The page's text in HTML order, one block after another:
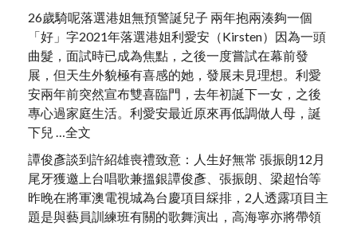
26歲騎呢落選港姐無預警誕兒子 兩年抱兩湊夠一個
「好」字2021年落選港姐利愛安（Kirsten）因為一頭
曲髮，面試時已成為焦點，之後一度嘗試在幕前發
展，但天生外貌極有喜感的她，發展未見理想。利愛
安兩年前突然宣布雙喜臨門，去年初誕下一女，之後
專心過家庭生活。利愛安最近原來再低調做人母，誕
下兒 …全文
譚俊彥談到許紹雄喪禮致意：人生好無常 張振朗12月
尾牙獲邀上台唱歌兼搵銀譚俊彥、張振朗、梁超怡等
昨晚在將軍澳電視城為台慶項目綵排，2人透露項目主
題是與藝員訓練班有關的歌舞演出，高海寧亦將帶領